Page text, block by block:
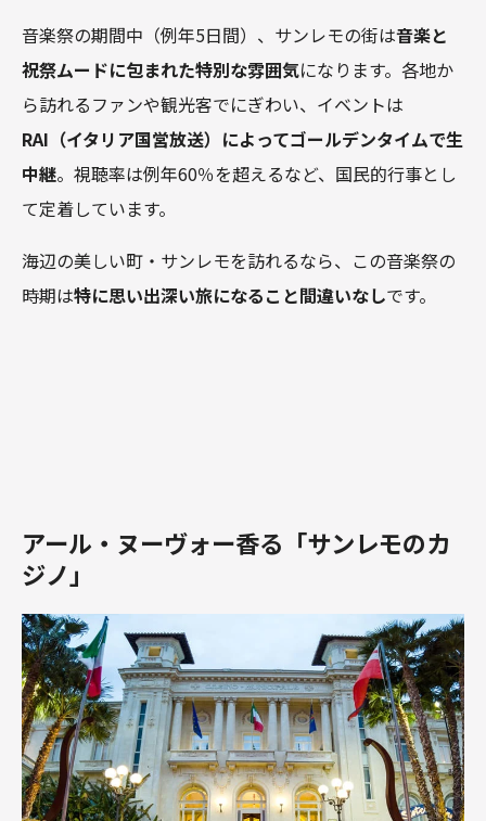
音楽祭の期間中（例年5日間）、サンレモの街は音楽と
祝祭ムードに包まれた特別な雰囲気になります。各地か
ら訪れるファンや観光客でにぎわい、イベントは
RAI（イタリア国営放送）によってゴールデンタイムで生
中継。視聴率は例年60％を超えるなど、国民的行事とし
て定着しています。
海辺の美しい町・サンレモを訪れるなら、この音楽祭の
時期は特に思い出深い旅になること間違いなしです。
アール・ヌーヴォー香る「サンレモのカ
ジノ」